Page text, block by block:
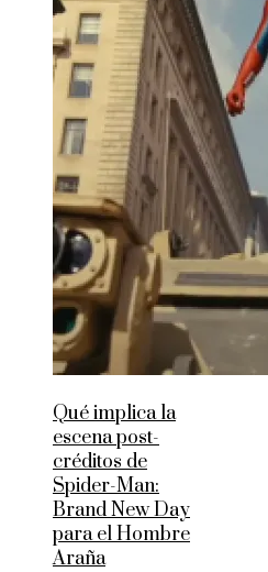
Qué implica la
escena post-
créditos de
Spider-Man:
Brand New Day
para el Hombre
Araña